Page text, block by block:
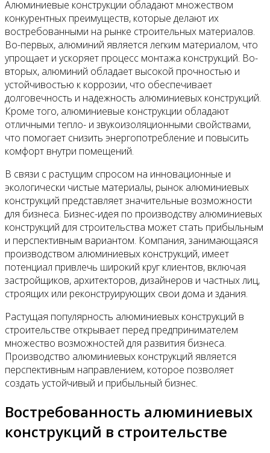
Алюминиевые конструкции обладают множеством
конкурентных преимуществ, которые делают их
востребованными на рынке строительных материалов.
Во-первых, алюминий является легким материалом, что
упрощает и ускоряет процесс монтажа конструкций. Во-
вторых, алюминий обладает высокой прочностью и
устойчивостью к коррозии, что обеспечивает
долговечность и надежность алюминиевых конструкций.
Кроме того, алюминиевые конструкции обладают
отличными тепло- и звукоизоляционными свойствами,
что помогает снизить энергопотребление и повысить
комфорт внутри помещений.
В связи с растущим спросом на инновационные и
экологически чистые материалы, рынок алюминиевых
конструкций представляет значительные возможности
для бизнеса. Бизнес-идея по производству алюминиевых
конструкций для строительства может стать прибыльным
и перспективным вариантом. Компания, занимающаяся
производством алюминиевых конструкций, имеет
потенциал привлечь широкий круг клиентов, включая
застройщиков, архитекторов, дизайнеров и частных лиц,
строящих или реконструирующих свои дома и здания.
Растущая популярность алюминиевых конструкций в
строительстве открывает перед предпринимателем
множество возможностей для развития бизнеса.
Производство алюминиевых конструкций является
перспективным направлением, которое позволяет
создать устойчивый и прибыльный бизнес.
Востребованность алюминиевых
конструкций в строительстве